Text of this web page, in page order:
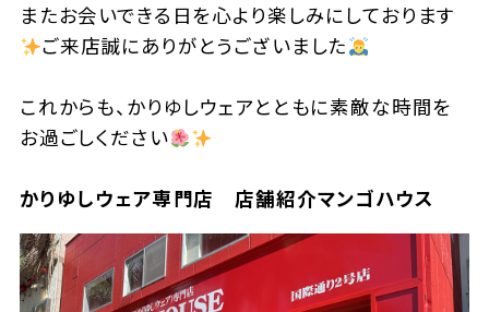
またお会いできる日を心より楽しみにしております
ご来店誠にありがとうございました
これからも、かりゆしウェアとともに素敵な時間を
お過ごしください
かりゆしウェア専門店 店舗紹介マンゴハウス